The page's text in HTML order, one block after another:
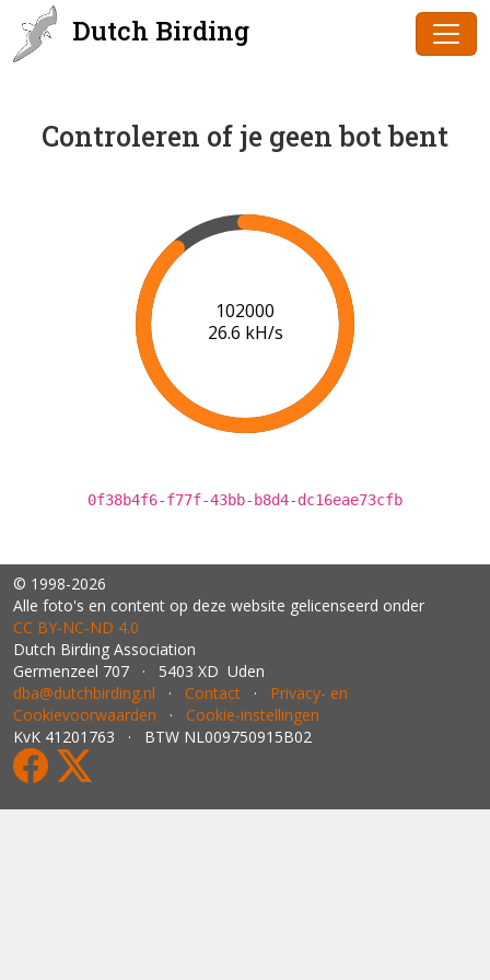
Dutch Birding
Controleren of je geen bot bent
102000
26.6 kH/s
0f38b4f6-f77f-43bb-b8d4-dc16eae73cfb
© 1998-2026
Alle foto's en content op deze website gelicenseerd onder
CC BY‑NC‑ND 4.0
Dutch Birding Association
Germenzeel 707 · 5403 XD Uden
dba@dutchbirding.nl · Contact · Privacy- en
Cookievoorwaarden · Cookie-instellingen
KvK 41201763 · BTW NL009750915B02